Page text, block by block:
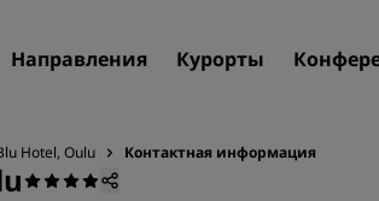
Направления Курорты
Hotel, Oulu Контактная информация